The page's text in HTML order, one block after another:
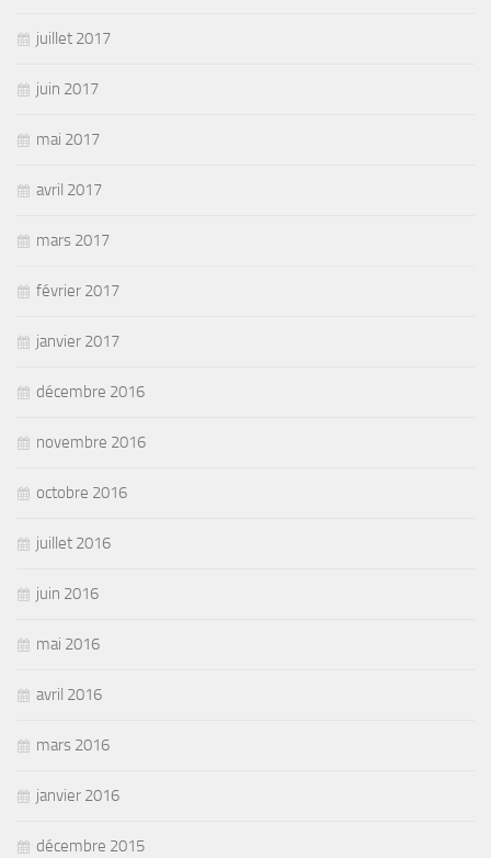
juillet 2017
juin 2017
mai 2017
avril 2017
mars 2017
février 2017
janvier 2017
décembre 2016
novembre 2016
octobre 2016
juillet 2016
juin 2016
mai 2016
avril 2016
mars 2016
janvier 2016
décembre 2015